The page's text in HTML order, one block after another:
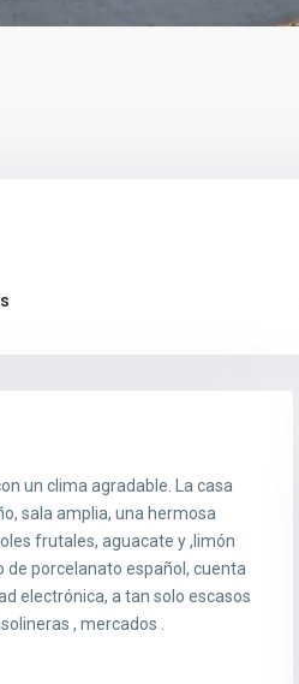
un clima agradable. La casa
sala amplia, una hermosa
frutales, aguacate y ,limón
de porcelanato español, cuenta
electrónica, a tan solo escasos
, mercados .